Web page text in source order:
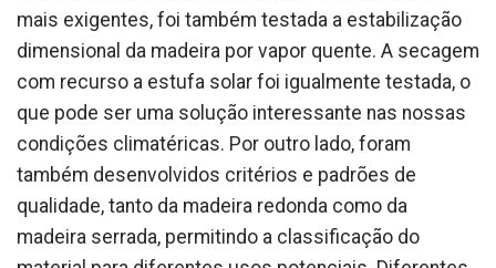
mais exigentes, foi também testada a estabilização
dimensional da madeira por vapor quente. A secagem
com recurso a estufa solar foi igualmente testada, o
que pode ser uma solução interessante nas nossas
condições climatéricas. Por outro lado, foram
também desenvolvidos critérios e padrões de
qualidade, tanto da madeira redonda como da
madeira serrada, permitindo a classificação do